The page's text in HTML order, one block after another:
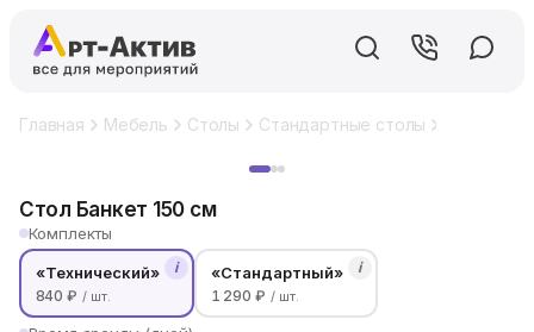
Главная Мебель Столы Стандартные столы
Стол Банкет 150 см
Комплекты
«Технический»
840 ₽ / шт.
i «Стандартный»
1 290 ₽ / шт.
i